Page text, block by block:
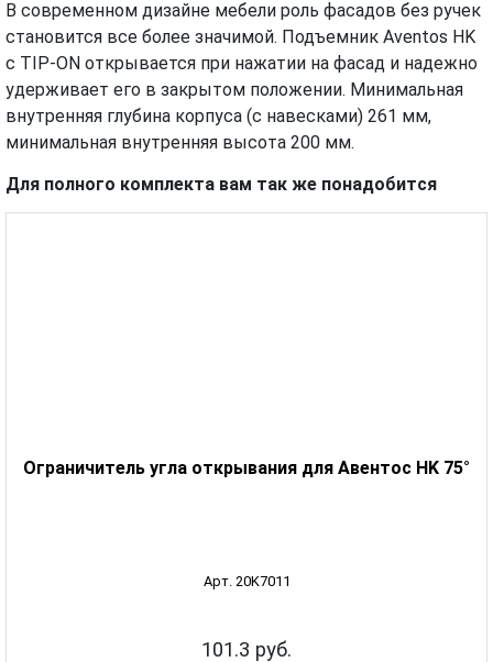
В современном дизайне мебели роль фасадов без ручек
становится все более значимой. Подъемник Aventos HK
с TIP-ON открывается при нажатии на фасад и надежно
удерживает его в закрытом положении. Минимальная
внутренняя глубина корпуса (с навесками) 261 мм,
минимальная внутренняя высота 200 мм.
Для полного комплекта вам так же понадобится
Ограничитель угла открывания для Авентос HK 75°
Арт. 20K7011
101.3 руб.